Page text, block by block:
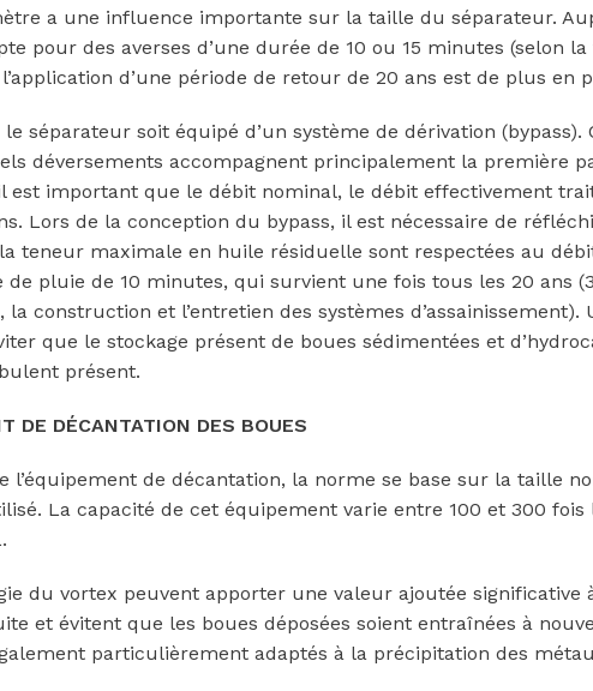
a une influence importante sur la taille du séparateur.
pour des averses d’une durée de 10 ou 15 minutes (selon
d’une période de retour de 20 ans est de plus en
séparateur soit équipé d’un système de dérivation (bypass).
déversements accompagnent principalement la première
est important que le débit nominal, le débit effectivement
Lors de la conception du bypass, il est nécessaire de
teneur maximale en huile résiduelle sont respectées au
pluie de 10 minutes, qui survient une fois tous les 20 ans
construction et l’entretien des systèmes d’assainissement).
que le stockage présent de boues sédimentées et
présent.
DE DÉCANTATION DES BOUES
l’équipement de décantation, la norme se base sur la taille
La capacité de cet équipement varie entre 100 et 300
du vortex peuvent apporter une valeur ajoutée significative
et évitent que les boues déposées soient entraînées à
particulièrement adaptés à la précipitation des